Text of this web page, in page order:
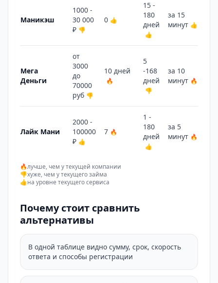
Маникэш
1000 -
30 000
₽ 👎
0 👍
15 -
180
дней
👍
за 15
минут 👍
Мега
Деньги
от
3000
до
70000
руб 👎
10 дней
🔥
5
-168
дней
👎
за 10
минут 🔥
Лайк Мани
2000 -
100000
₽ 👍
7 🔥
1 -
180
дней
👍
за 5
минут 🔥
🔥лучше, чем у текущей компании
👎хуже, чем у текущего займа
👍на уровне текущего сервиса
Почему стоит сравнить
альтернативы
В одной таблице видно сумму, срок, скорость
ответа и способы регистрации